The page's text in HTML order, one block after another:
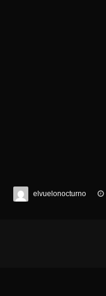
elvuelonocturno